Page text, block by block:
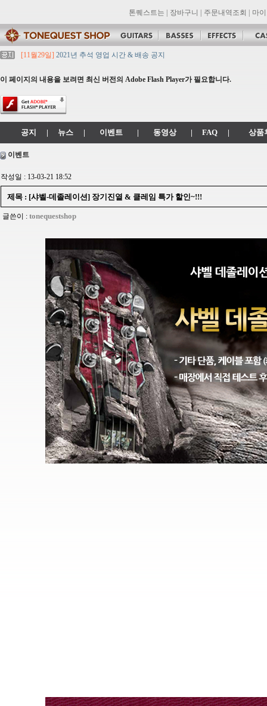
톤퀘스트는 장바구니 주문내역조회 마
[11월29일] 2021년 추석 영업 시간 & 배송 공지
[11월29일]2021년 설 영업 시간 & 배송 공지
[11월29일]
톤퀘스트 10월 휴무일 안내입니다.
이 페이지의 내용을 보려면 최신 버전의 Adobe Flash Player가 필요합니다.
공지 | 뉴스 | 이벤트 | 동영상 | FAQ | 상품
이벤트
작성일 : 13-03-21 18:52
제목 : [샤벨-데졸레이션] 장기진열 & 클레임 특가 할인~!!!
글쓴이 : tonequestshop